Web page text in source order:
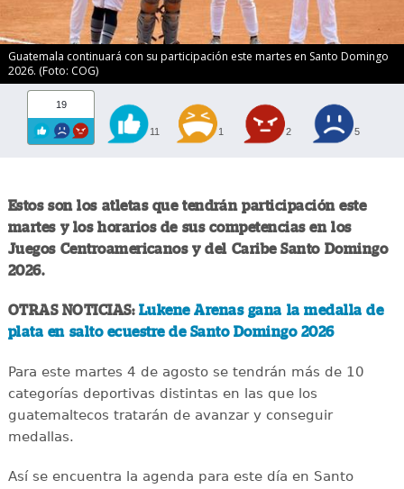
Guatemala continuará con su participación este martes en Santo Domingo
2026. (Foto: COG)
19
11 1 2 5
Estos son los atletas que tendrán participación este
martes y los horarios de sus competencias en los
Juegos Centroamericanos y del Caribe Santo Domingo
2026.
OTRAS NOTICIAS: Lukene Arenas gana la medalla de
plata en salto ecuestre de Santo Domingo 2026
Para este martes 4 de agosto se tendrán más de 10
categorías deportivas distintas en las que los
guatemaltecos tratarán de avanzar y conseguir
medallas.
Así se encuentra la agenda para este día en Santo